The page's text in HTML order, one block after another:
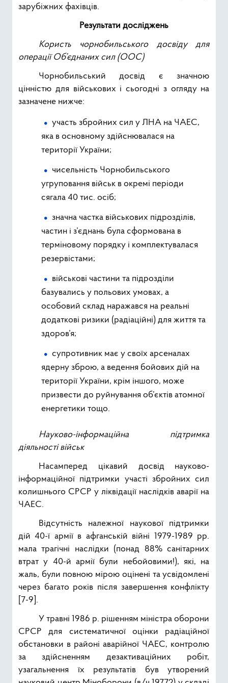
зарубіжних фахівців.
Результати досліджень
Користь чорнобильського досвіду для
операції Об’єднаних сил (ООС)
Чорнобильський досвід є значною
цінністю для військових і сьогодні з огляду на
зазначене нижче:
участь збройних сил у ЛНА на ЧАЕС,
яка в основному здійснювалася на
території України;
чисельність Чорнобильського
угруповання військ в окремі періоди
сягала 40 тис. осіб;
значна частка військових підрозділів,
частин і з’єднань була сформована в
терміновому порядку і комплектувалася
резервістами;
військові частини та підрозділи
базувались у польових умовах, а
особовий склад наражався на реальні
додаткові ризики (радіаційні) для життя та
здоров’я;
супротивник має у своїх арсеналах
ядерну зброю, а ведення бойових дій на
території України, крім іншого, може
призвести до руйнування об’єктів атомної
енергетики тощо.
Науково-інформаційна підтримка
діяльності військ
Насамперед цікавий досвід науково-
інформаційної підтримки участі збройних сил
колишнього СРСР у ліквідації наслідків аварії на
ЧАЕС.
Відсутність належної наукової підтримки
дій 40-ї армії в афганській війні 1979-1989 рр.
мала трагічні наслідки (понад 88% санітарних
втрат у 40-й армії були небойовими!), які, на
жаль, були повною мірою оцінені та усвідомлені
через багато років після завершення конфлікту
[7-9].
У травні 1986 р. рішенням міністра оборони
СРСР для систематичної оцінки радіаційної
обстановки в районі аварійної ЧАЕС, контролю
за здійсненням дезактиваційних робіт,
узагальнення їх результатів був утворений